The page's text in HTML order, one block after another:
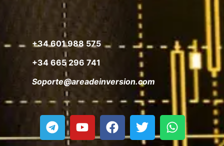
+34 601 988 575
+34 665 296 741
Soporte@areadeinversion.com